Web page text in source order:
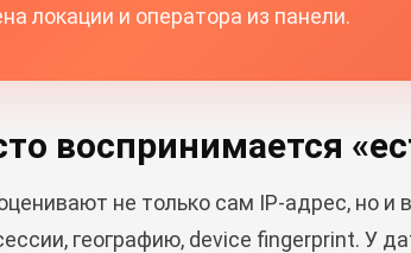
локации и оператора из панели.
воспринимается
не только сам IP-адрес, но и
географию, device fingerprint. У